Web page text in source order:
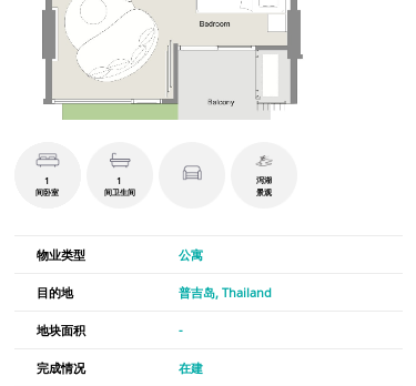
1
间卧室
1
间卫生间
泻湖
景观
物业类型 公寓
目的地 普吉岛, Thailand
地块面积 -
完成情况 在建